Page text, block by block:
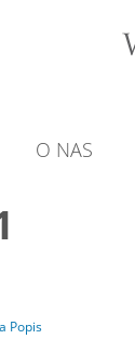
O NAS
Popis